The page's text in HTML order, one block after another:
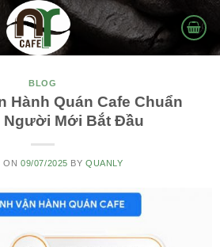
BLOG
Hành Quán Cafe Chuẩn
Người Mới Bắt Đầu
ON09/07/2025 BYQUANLY